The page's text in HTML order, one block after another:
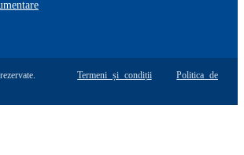
rezervate.Termeni și condiții
Politica de